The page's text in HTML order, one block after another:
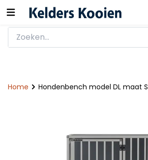
Home Hondenbench model DL maat S